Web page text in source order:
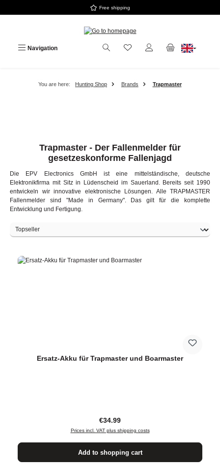
Free shipping
Navigation
You are here: Hunting Shop Brands Trapmaster
Trapmaster - Der Fallenmelder für
gesetzeskonforme Fallenjagd
Die EPV Electronics GmbH ist eine mittelständische, deutsche
Elektronikfirma mit Sitz in Lüdenscheid im Sauerland. Bereits seit 1990
entwickeln wir innovative elektronische Lösungen. Alle TRAPMASTER
Fallenmelder sind "Made in Germany". Das gilt für die komplette
Entwicklung und Fertigung.
Ersatz-Akku für Trapmaster und Boarmaster
Regular price:
€34.99
Prices incl. VAT plus shipping costs
Add to shopping cart